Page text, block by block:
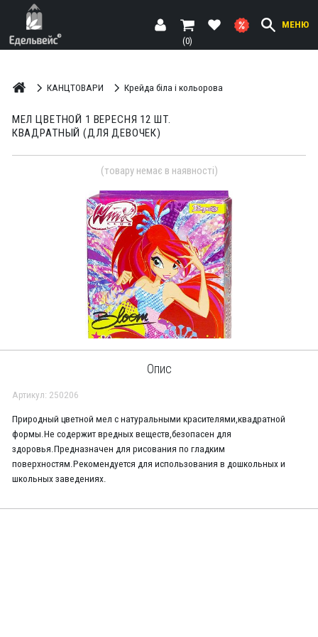
МЕНЮ
(0)
КАНЦТОВАРИ Крейда біла і кольорова
МЕЛ ЦВЕТНОЙ 1 ВЕРЕСНЯ 12 ШТ.
КВАДРАТНЫЙ (ДЛЯ ДЕВОЧЕК)
(товару немає в наявності)
Опис
Артикул: 250206
Природный цветной мел с натуральными красителями,квадратной
формы.Не содержит вредных веществ,безопасен для
здоровья.Предназначен для рисования по гладким
поверхностям.Рекомендуется для использования в дошкольных и
школьных заведениях.